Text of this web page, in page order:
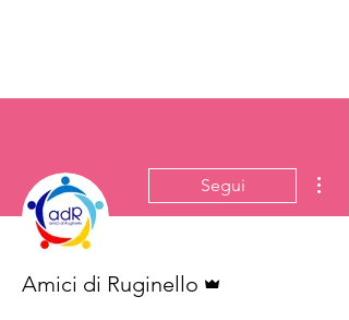
Segui
Amici di Ruginello